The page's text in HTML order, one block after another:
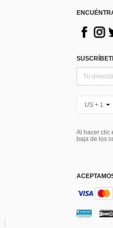
US + 1
Al hacer clic
baja de los